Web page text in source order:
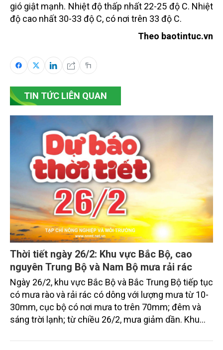
gió giật mạnh. Nhiệt độ thấp nhất 22-25 độ C. Nhiệt
độ cao nhất 30-33 độ C, có nơi trên 33 độ C.
Theo baotintuc.vn
TIN TỨC LIÊN QUAN
Thời tiết ngày 26/2: Khu vực Bắc Bộ, cao
nguyên Trung Bộ và Nam Bộ mưa rải rác
Ngày 26/2, khu vực Bắc Bộ và Bắc Trung Bộ tiếp tục
có mưa rào và rải rác có dông với lượng mưa từ 10-
30mm, cục bộ có nơi mưa to trên 70mm; đêm và
sáng trời lạnh; từ chiều 26/2, mưa giảm dần. Khu
khu vực cao nguyên Trung Bộ và Nam Bộ có khả